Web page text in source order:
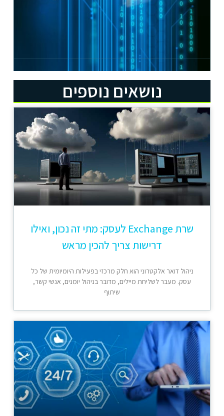
נושאים נוספים
שרת Exchange לעסק: מתי זה נכון, ואילו
דרישות צריך להכין מראש
ניהול דואר אלקטרוני הוא חלק מרכזי בפעילות היומיומית של כל
עסק. מעבר לשליחת מיילים, מדובר בניהול יומנים, אנשי קשר,
שיתוף